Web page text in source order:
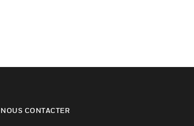
NOUS CONTACTER